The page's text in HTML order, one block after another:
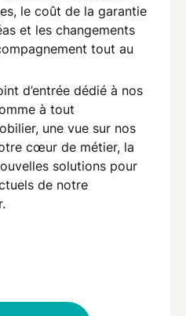
le coût de la garantie
et les changements
tout au
d’entrée dédié à nos
à tout
une vue sur nos
cœur de métier, la
solutions pour
de notre